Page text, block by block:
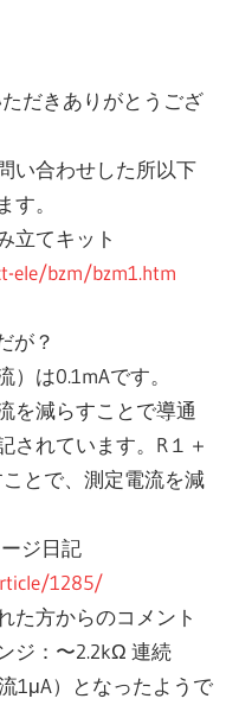
ただきありがとうござ
い合わせした所以下
す。
立てキット
ele/bzm/bzm1.htm
が？
は0.1mAです。
を減らすことで導通
されています。R１＋
とで、測定電流を減
ジ日記
1285/
た方からのコメント
ジ：〜2.2kΩ 連続
1μA）となったようで